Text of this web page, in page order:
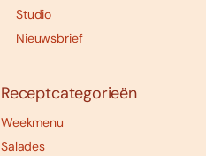
Studio
Nieuwsbrief
Receptcategorieën
Weekmenu
Salades